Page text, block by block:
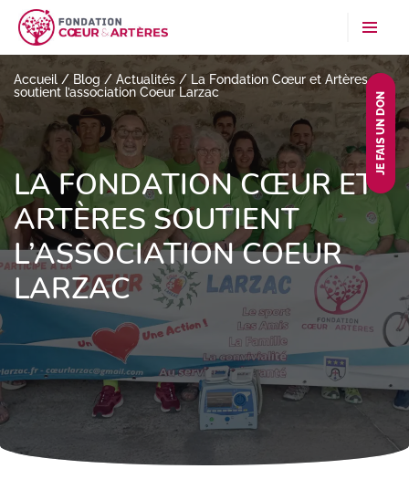
Accueil / Blog / Actualités / La Fondation Cœur et Artères
soutient l’association Coeur Larzac
LA FONDATION CŒUR ET
ARTÈRES SOUTIENT
L’ASSOCIATION COEUR
LARZAC
JE FAIS UN DON